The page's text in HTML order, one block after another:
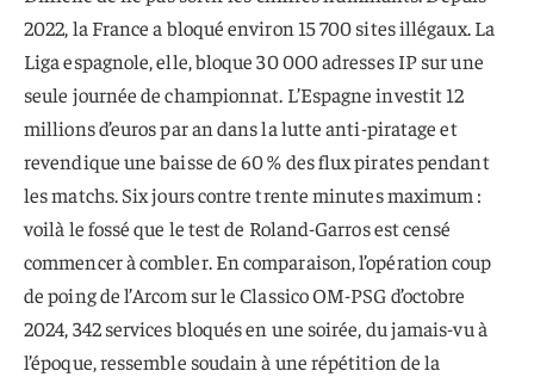
2022, la France a bloqué environ 15 700 sites illégaux. La
Liga espagnole, elle, bloque 30 000 adresses IP sur une
seule journée de championnat. L’Espagne investit 12
millions d’euros par an dans la lutte anti-piratage et
revendique une baisse de 60 % des flux pirates pendant
les matchs. Six jours contre trente minutes maximum :
voilà le fossé que le test de Roland-Garros est censé
commencer à combler. En comparaison, l’opération coup
de poing de l’Arcom sur le Classico OM-PSG d’octobre
2024, 342 services bloqués en une soirée, du jamais-vu à
l’époque, ressemble soudain à une répétition de la